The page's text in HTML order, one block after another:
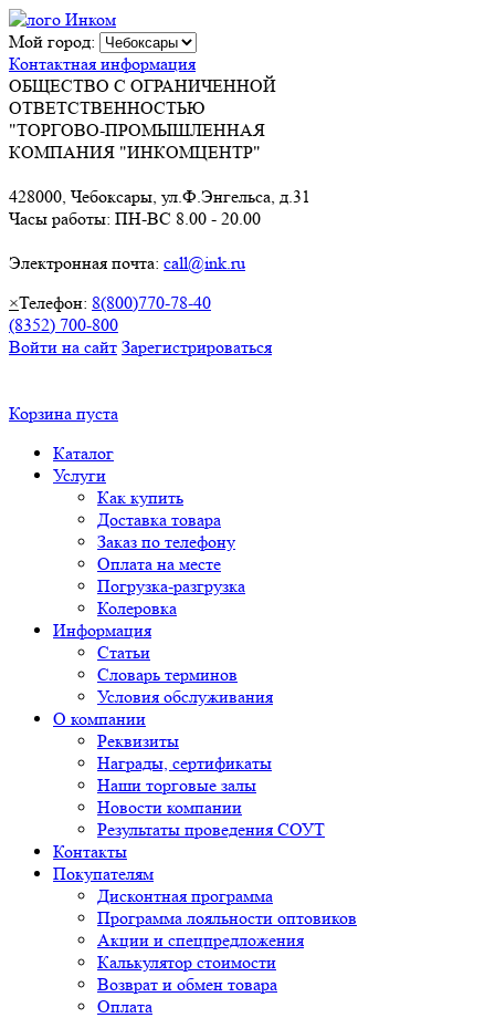
Мой город:
Контактная информация
ОБЩЕСТВО С ОГРАНИЧЕННОЙ
ОТВЕТСТВЕННОСТЬЮ
"ТОРГОВО-ПРОМЫШЛЕННАЯ
КОМПАНИЯ "ИНКОМЦЕНТР"
428000, Чебоксары, ул.Ф.Энгельса, д.31
Часы работы: ПН-ВС 8.00 - 20.00
Электронная почта: call@ink.ru
×Телефон: 8(800)770-78-40
(8352) 700-800
Войти на сайт Зарегистрироваться
Корзина пуста
Каталог
Услуги
Как купить
Доставка товара
Заказ по телефону
Оплата на месте
Погрузка-разгрузка
Колеровка
Информация
Статьи
Словарь терминов
Условия обслуживания
О компании
Реквизиты
Награды, сертификаты
Наши торговые залы
Новости компании
Результаты проведения СОУТ
Контакты
Покупателям
Дисконтная программа
Программа лояльности оптовиков
Акции и спецпредложения
Калькулятор стоимости
Возврат и обмен товара
Оплата